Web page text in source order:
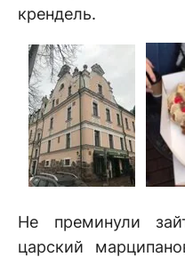
крендель.
Не преминули
царский